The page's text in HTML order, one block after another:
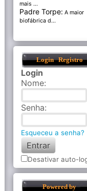
mais ...
Padre Torpe: A maior
biofábrica d...
Login Registro
Login
Nome:
Senha:
Esqueceu a senha?
Desativar auto-
Powered by